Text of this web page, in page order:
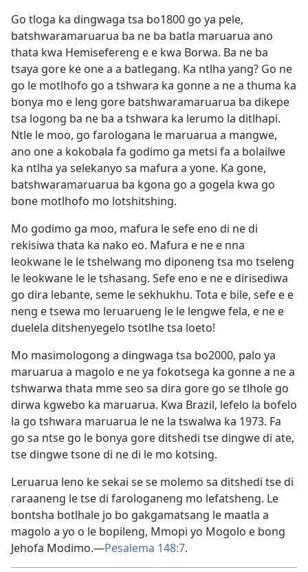
Go tloga ka dingwaga tsa bo1800 go ya pele,
batshwaramaruarua ba ne ba batla maruarua ano
thata kwa Hemisefereng e e kwa Borwa. Ba ne ba
tsaya gore ke one a a batlegang. Ka ntlha yang? Go ne
go le motlhofo go a tshwara ka gonne a ne a thuma ka
bonya mo e leng gore batshwaramaruarua ba dikepe
tsa logong ba ne ba a tshwara ka lerumo la ditlhapi.
Ntle le moo, go farologana le maruarua a mangwe,
ano one a kokobala fa godimo ga metsi fa a bolailwe
ka ntlha ya selekanyo sa mafura a yone. Ka gone,
batshwaramaruarua ba kgona go a gogela kwa go
bone motlhofo mo lotshitshing.
Mo godimo ga moo, mafura le sefe eno di ne di
rekisiwa thata ka nako eo. Mafura e ne e nna
leokwane le le tshelwang mo diponeng tsa mo tseleng
le leokwane le le tshasang. Sefe eno e ne e dirisediwa
go dira lebante, seme le sekhukhu. Tota e bile, sefe e e
neng e tsewa mo leruarueng le le lengwe fela, e ne e
duelela ditshenyegelo tsotlhe tsa loeto!
Mo masimologong a dingwaga tsa bo2000, palo ya
maruarua a magolo e ne ya fokotsega ka gonne a ne a
tshwarwa thata mme seo sa dira gore go se tlhole go
dirwa kgwebo ka maruarua. Kwa Brazil, lefelo la bofelo
la go tshwara maruarua le ne la tswalwa ka 1973. Fa
go sa ntse go le bonya gore ditshedi tse dingwe di ate,
tse dingwe tsone di ne di le mo kotsing.
Leruarua leno ke sekai se se molemo sa ditshedi tse di
raraaneng le tse di farologaneng mo lefatsheng. Le
bontsha botlhale jo bo gakgamatsang le maatla a
magolo a yo o le bopileng, Mmopi yo Mogolo e bong
Jehofa Modimo.—Pesalema 148:7.